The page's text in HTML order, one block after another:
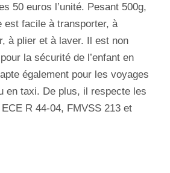
50 euros l’unité. Pesant 500g,
est facile à transporter, à
à plier et à laver. Il est non
la sécurité de l’enfant en
également pour les voyages
en taxi. De plus, il respecte les
R 44-04, FMVSS 213 et